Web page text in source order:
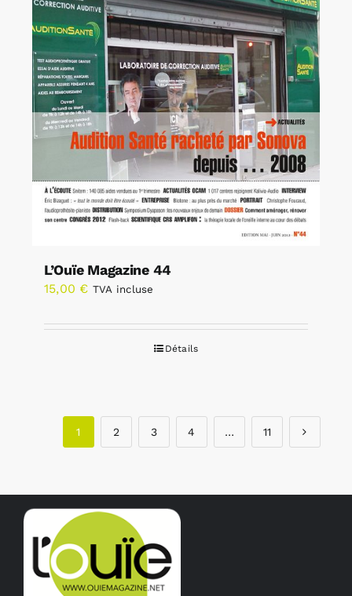
L’Ouïe Magazine 44
15,00 € TVA incluse
Détails
1 2 3 4 … 11